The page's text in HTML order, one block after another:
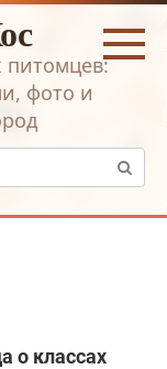
фото и
о классах